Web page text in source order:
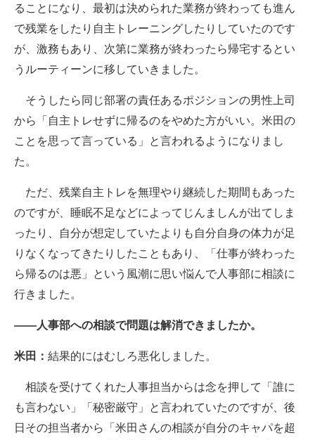
ることになり、最初は決められた業務が終わっても進ん
で残業をしたり自主トレーニングしたりしていたのです
が、激務もあり、次第に業務が終わったら帰宅するとい
うルーティーンに移していきました。
そうしたら同じ部署の責任あるポジションの男性上司
から「自主トレせずに帰るのをやめた方がいい。米田の
ことを思って言っている」と言われるようになりまし
た。
ただ、残業自主トレを無理やり継続した期間もあった
のですが、睡眠不足などによってじんましんが出てしま
ったり、自分が想定していたよりも自分自身の体力が足
りなくなってきたりしたこともあり、「仕事が終わった
ら帰るのは悪」という風潮に思い悩んで人事部に相談に
行きました。
――人事部への相談で問題は解消できましたか。
米田： 結果的にはむしろ悪化しました。
相談を受けてくれた人事担当からは念を押して「誰に
も言わない」「秘密厳守」と言われていたのですが、後
日その担当者から「米田さんの相談が自分のキャパを超